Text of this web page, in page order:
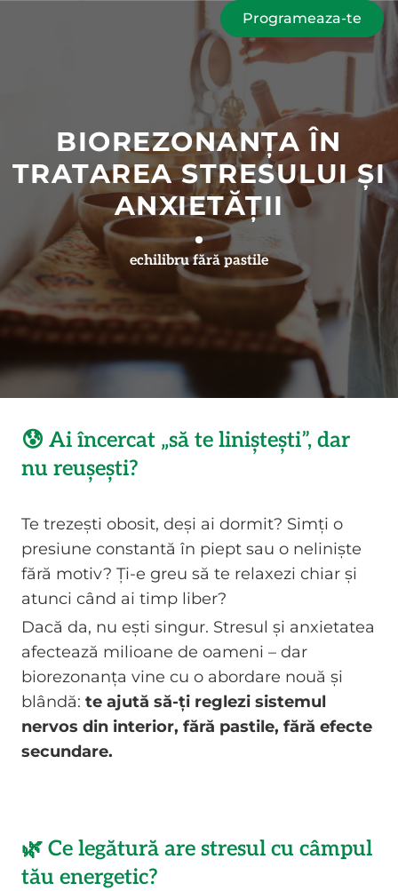
Programeaza-te
BIOREZONANȚA ÎN
TRATAREA STRESULUI ȘI
ANXIETĂȚII
echilibru fără pastile
😰 Ai încercat „să te liniștești”, dar
nu reușești?
Te trezești obosit, deși ai dormit? Simți o
presiune constantă în piept sau o neliniște
fără motiv? Ți-e greu să te relaxezi chiar și
atunci când ai timp liber?
Dacă da, nu ești singur. Stresul și anxietatea
afectează milioane de oameni – dar
biorezonanța vine cu o abordare nouă și
blândă: te ajută să-ți reglezi sistemul
nervos din interior, fără pastile, fără efecte
secundare.
🌿 Ce legătură are stresul cu câmpul
tău energetic?